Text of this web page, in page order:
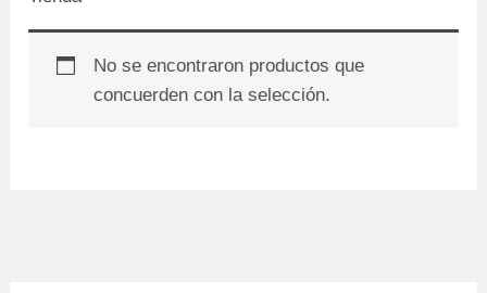
No se encontraron productos que
concuerden con la selección.